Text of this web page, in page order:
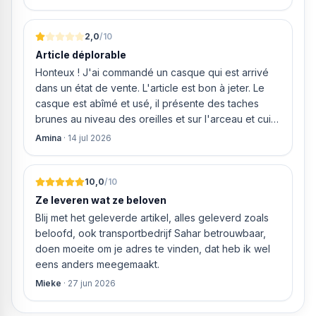
Spanning 220-240V
Zekering 10 A
Verbindingswaarde 2,4 kW
Type stekker Veiligheidscontactstekker (type EF-CEE
7/7)
WEEE-reg.nr. NL 57986696
van MIJN geld inhouden!
2,0/10
Article déplorable
Honteux ! J'ai commandé un casque qui est arrivé
dans un état de vente. L'article est bon à jeter. Le
casque est abîmé et usé, il présente des taches
brunes au niveau des oreilles et sur l'arceau et cuir
qui est craquelé ! Les coussins sont eux « dégonflés
Amina · 14 jul 2026
10,0/10
Ze leveren wat ze beloven
Blij met het geleverde artikel, alles geleverd zoals
beloofd, ook transportbedrijf Sahar betrouwbaar,
doen moeite om je adres te vinden, dat heb ik wel
eens anders meegemaakt.
Mieke · 27 jun 2026